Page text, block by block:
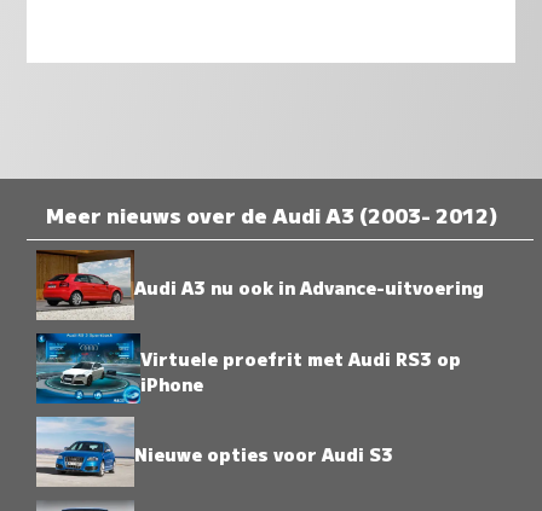
Meer nieuws over de Audi A3 (2003- 2012)
Audi A3 nu ook in Advance-uitvoering
Virtuele proefrit met Audi RS3 op
iPhone
Nieuwe opties voor Audi S3